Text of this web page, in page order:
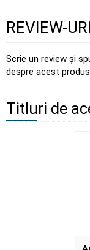
REVIEW-URI
Scrie un review și
despre acest produs
Titluri de